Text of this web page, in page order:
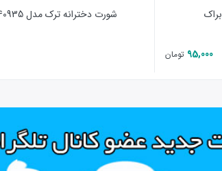
95,000 تومان
شورت دخترانه ترک مدل 40935 اوزکان